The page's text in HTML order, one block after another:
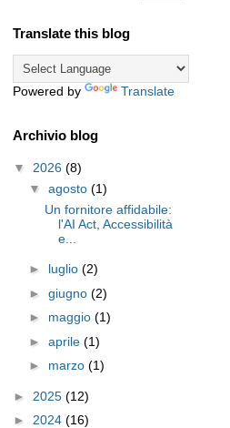
Translate this blog
Powered by Translate
Archivio blog
▼ 2026 (8)
▼ agosto (1)
Un fornitore affidabile:
l'AI Act, Accessibilità
e...
► luglio (2)
► giugno (2)
► maggio (1)
► aprile (1)
► marzo (1)
► 2025 (12)
► 2024 (16)